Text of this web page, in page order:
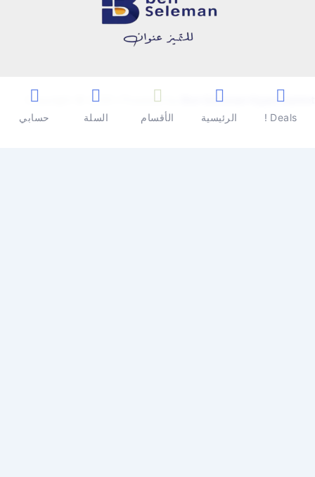
Copyright © 2026 | Powered by Ben Seleman Hypermarket
Deals ! الرئيسية الأقسام السلة حسابي